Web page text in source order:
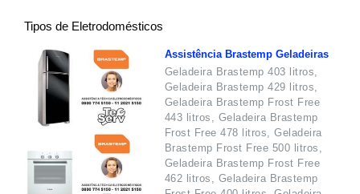
Tipos de Eletrodomésticos
Assistência Brastemp Geladeiras
Geladeira Brastemp 403 litros,
Geladeira Brastemp 429 litros,
Geladeira Brastemp Frost Free
443 litros, Geladeira Brastemp
Frost Free 478 litros, Geladeira
Brastemp Frost Free 500 litros,
Geladeira Brastemp Frost Free
462 litros, Geladeira Brastemp